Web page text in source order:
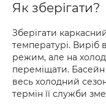
Як зберігати?
Зберігати
температурі.
режим, але на
переміщати.
весь холодний
термін її служби